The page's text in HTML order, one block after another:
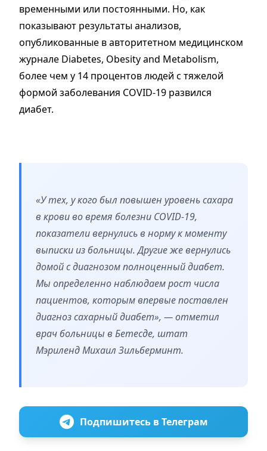
временными или постоянными. Но, как
показывают результаты анализов,
опубликованные в авторитетном медицинском
журнале Diabetes, Obesity and Metabolism,
более чем у 14 процентов людей с тяжелой
формой заболевания COVID-19 развился
диабет.
«У тех, у кого был повышен уровень сахара
в крови во время болезни COVID-19,
показатели вернулись в норму к моменту
выписки из больницы. Другие же вернулись
домой с диагнозом полноценный диабет.
Мы определенно наблюдаем рост числа
пациентов, которым впервые поставлен
диагноз сахарный диабет», — отметил
врач больницы в Бетесде, штат
Мэриленд Михаил Зильберминт.
Подпишитесь в Телеграм